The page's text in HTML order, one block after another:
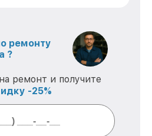
ремонту
?
ремонт и получите
-25%